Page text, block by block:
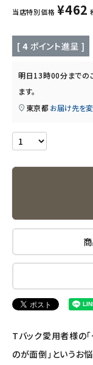
ナチュラムーン
エコリュクス
ナチュラプラス
コラム・スタッフの
アカウント情報
meeting_room ログイン
当店特別価格 ¥462
[ 4 ポイント進呈 ]
明日13時00分までの
ます。
東京都 お届け先を
Tバック愛用者様の
のが面倒」というお